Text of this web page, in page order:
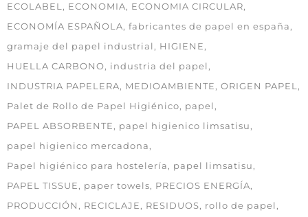
ECOLABEL
ECONOMIA
ECONOMIA CIRCULAR
ECONOMÍA ESPAÑOLA fabricantes de papel en españa
gramaje del papel industrial
HIGIENE
HUELLA CARBONO
industria del papel
INDUSTRIA PAPELERA
MEDIOAMBIENTE
ORIGEN PAPEL
Palet de Rollo de Papel Higiénico
papel
PAPEL ABSORBENTE
papel higienico limsatisu
papel higienico mercadona
Papel higiénico para hostelería
papel limsatisu
PAPEL TISSUE
paper towels
PRECIOS ENERGÍA
PRODUCCIÓN
RECICLAJE RESIDUOS
rollo de papel